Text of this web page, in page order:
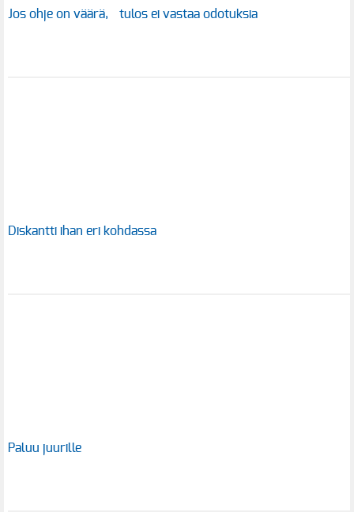
Jos ohje on väärä, tulos ei vastaa odotuksia
Diskantti ihan eri kohdassa
Paluu juurille